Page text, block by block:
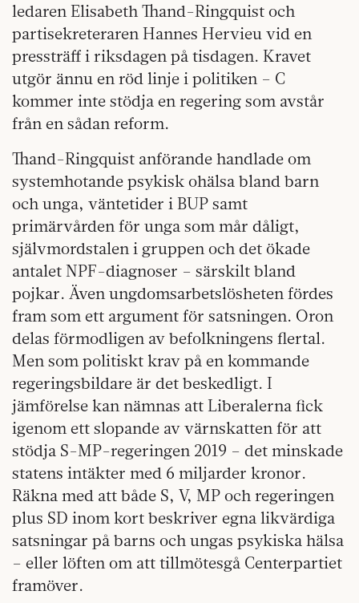
ledaren Elisabeth Thand-Ringquist och
partisekreteraren Hannes Hervieu vid en
pressträff i riksdagen på tisdagen. Kravet
utgör ännu en röd linje i politiken – C
kommer inte stödja en regering som avstår
från en sådan reform.
Thand-Ringquist anförande handlade om
systemhotande psykisk ohälsa bland barn
och unga, väntetider i BUP samt
primärvården för unga som mår dåligt,
självmordstalen i gruppen och det ökade
antalet NPF-diagnoser – särskilt bland
pojkar. Även ungdomsarbetslösheten fördes
fram som ett argument för satsningen. Oron
delas förmodligen av befolkningens flertal.
Men som politiskt krav på en kommande
regeringsbildare är det beskedligt. I
jämförelse kan nämnas att Liberalerna fick
igenom ett slopande av värnskatten för att
stödja S-MP-regeringen 2019 – det minskade
statens intäkter med 6 miljarder kronor.
Räkna med att både S, V, MP och regeringen
plus SD inom kort beskriver egna likvärdiga
satsningar på barns och ungas psykiska hälsa
– eller löften om att tillmötesgå Centerpartiet
framöver.